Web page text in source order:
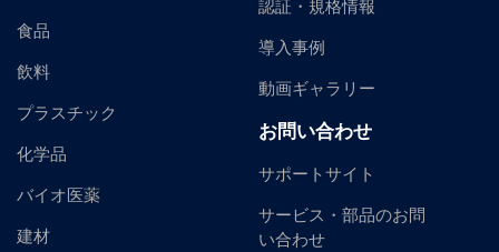
食品
飲料
プラスチック
化学品
バイオ医薬
建材
認証・規格情報
導入事例
動画ギャラリー
お問い合わせ
サポートサイト
サービス・部品のお問
い合わせ